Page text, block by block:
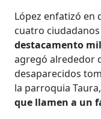
López enfatizó en
cuatro
destacamento
agregó alrededor
desaparecidos
la parroquia
que llamen a un